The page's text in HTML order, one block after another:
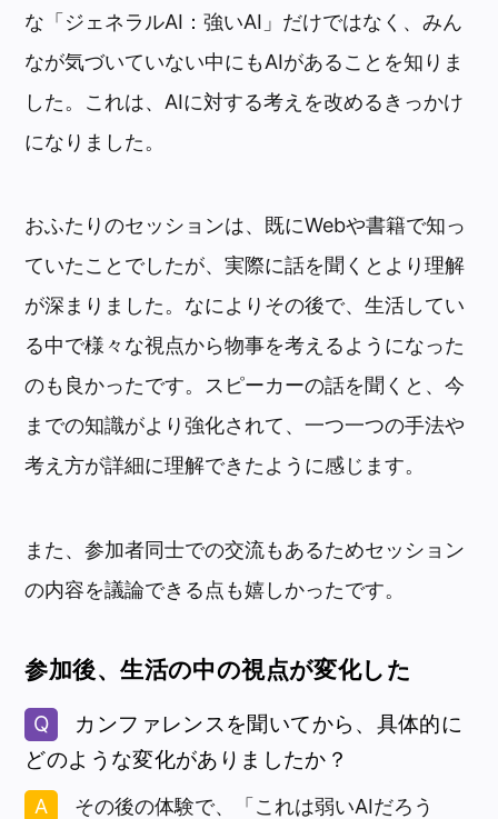
な「ジェネラルAI：強いAI」だけではなく、みん
なが気づいていない中にもAIがあることを知りま
した。これは、AIに対する考えを改めるきっかけ
になりました。
おふたりのセッションは、既にWebや書籍で知っ
ていたことでしたが、実際に話を聞くとより理解
が深まりました。なによりその後で、生活してい
る中で様々な視点から物事を考えるようになった
のも良かったです。スピーカーの話を聞くと、今
までの知識がより強化されて、一つ一つの手法や
考え方が詳細に理解できたように感じます。
また、参加者同士での交流もあるためセッション
の内容を議論できる点も嬉しかったです。
参加後、生活の中の視点が変化した
カンファレンスを聞いてから、具体的に
どのような変化がありましたか？
その後の体験で、「これは弱いAIだろう